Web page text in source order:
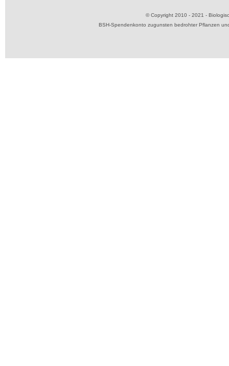
© Copyright 2010 - 2021 -
BSH-Spendenkonto zugunsten bedrohter Pflanzen